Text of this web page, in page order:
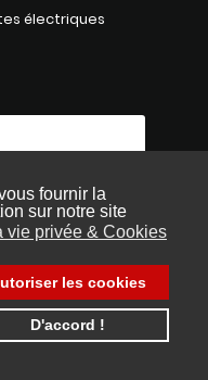
fournir la
sur notre site
vie privée & Cookies
les cookies
D'accord !
électriques